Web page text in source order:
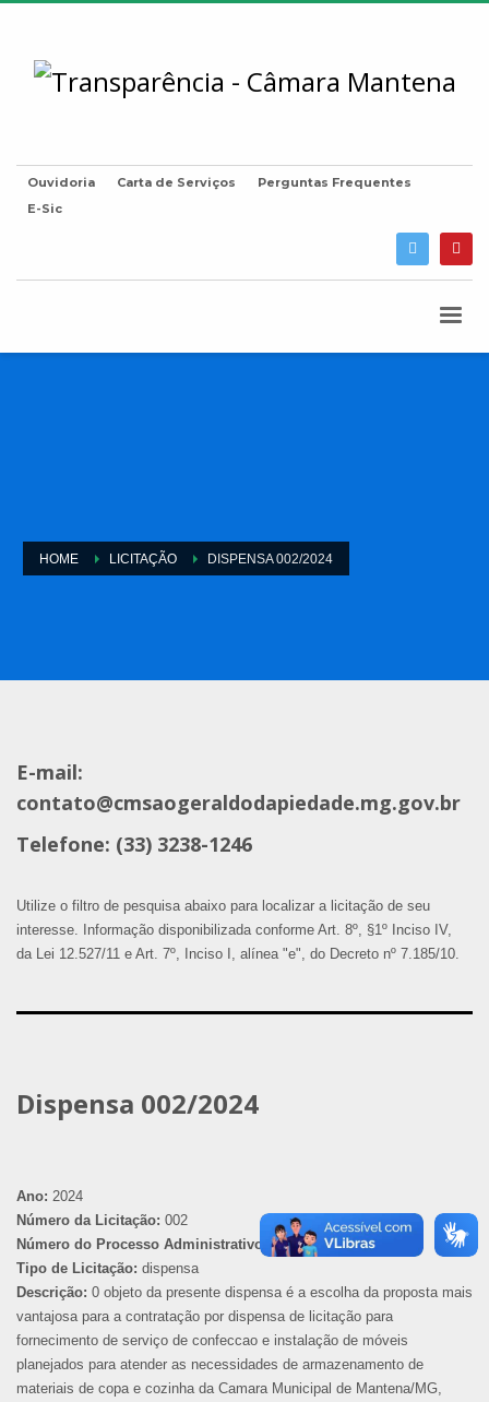
Ouvidoria Carta de Serviços
Perguntas Frequentes
E-Sic
HOME LICITAÇÃO DISPENSA 002/2024
E-mail:
contato@cmsaogeraldodapiedade.mg.gov.br
Telefone: (33) 3238-1246
Utilize o filtro de pesquisa abaixo para localizar a licitação de seu
interesse. Informação disponibilizada conforme Art. 8º, §1º Inciso IV,
da Lei 12.527/11 e Art. 7º, Inciso I, alínea "e", do Decreto nº 7.185/10.
Dispensa 002/2024
Ano: 2024
Número da Licitação: 002
Número do Processo Administrativo:
002
Tipo de Licitação: dispensa
Descrição: 0 objeto da presente dispensa é a escolha da proposta mais
vantajosa para a contratação por dispensa de licitação para
fornecimento de serviço de confeccao e instalação de móveis
planejados para atender as necessidades de armazenamento de
materiais de copa e cozinha da Camara Municipal de Mantena/MG,